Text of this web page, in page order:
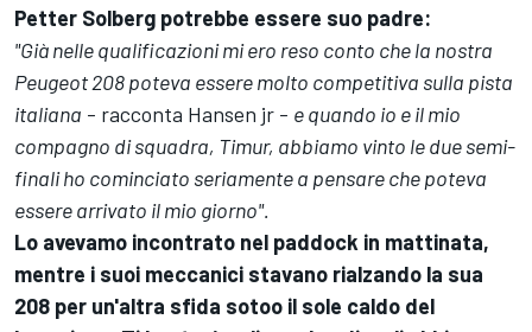
Petter Solberg potrebbe essere suo padre:
"Già nelle qualificazioni mi ero reso conto che la nostra
Peugeot 208 poteva essere molto competitiva sulla pista
italiana - racconta Hansen jr - e quando io e il mio
compagno di squadra, Timur, abbiamo vinto le due semi-
finali ho cominciato seriamente a pensare che poteva
essere arrivato il mio giorno".
Lo avevamo incontrato nel paddock in mattinata,
mentre i suoi meccanici stavano rialzando la sua
208 per un'altra sfida sotoo il sole caldo del